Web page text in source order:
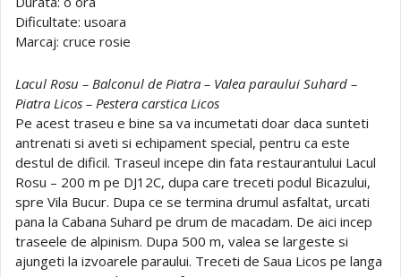
Dificultate: usoara
Marcaj: cruce rosie
Lacul Rosu – Balconul de Piatra – Valea paraului Suhard –
Piatra Licos – Pestera carstica Licos
Pe acest traseu e bine sa va incumetati doar daca sunteti
antrenati si aveti si echipament special, pentru ca este
destul de dificil. Traseul incepe din fata restaurantului Lacul
Rosu – 200 m pe DJ12C, dupa care treceti podul Bicazului,
spre Vila Bucur. Dupa ce se termina drumul asfaltat, urcati
pana la Cabana Suhard pe drum de macadam. De aici incep
traseele de alpinism. Dupa 500 m, valea se largeste si
ajungeti la izvoarele paraului. Treceti de Saua Licos pe langa